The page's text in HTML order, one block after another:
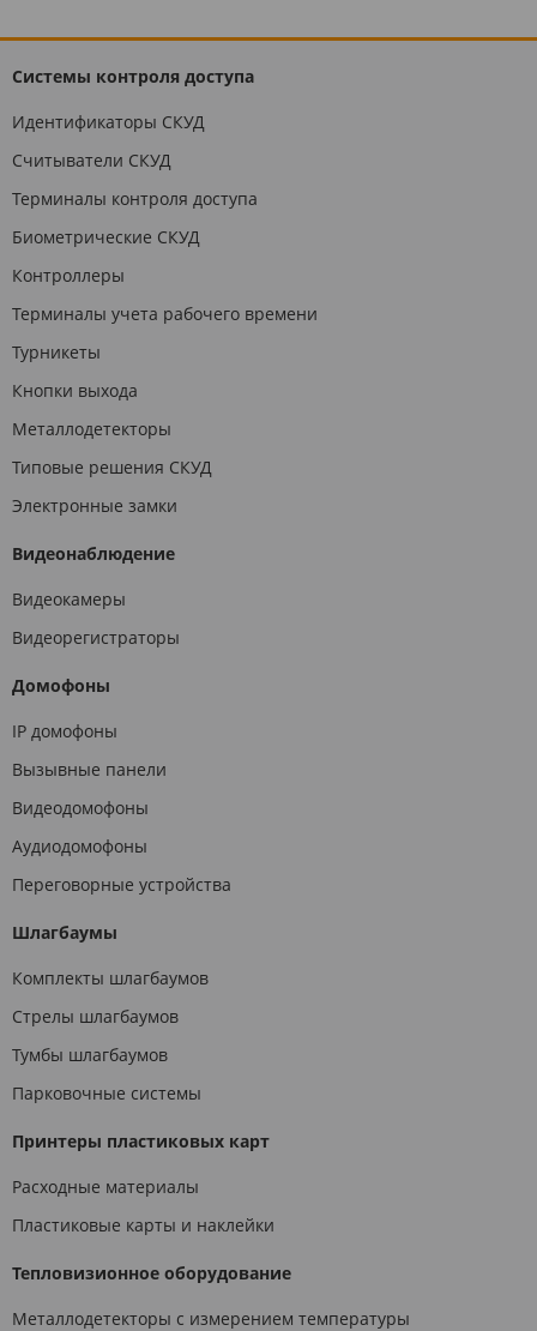
Системы контроля доступа
Идентификаторы СКУД
Считыватели СКУД
Терминалы контроля доступа
Биометрические СКУД
Контроллеры
Терминалы учета рабочего времени
Турникеты
Кнопки выхода
Металлодетекторы
Типовые решения СКУД
Электронные замки
Видеонаблюдение
Видеокамеры
Видеорегистраторы
Домофоны
IP домофоны
Вызывные панели
Видеодомофоны
Аудиодомофоны
Переговорные устройства
Шлагбаумы
Комплекты шлагбаумов
Стрелы шлагбаумов
Тумбы шлагбаумов
Парковочные системы
Принтеры пластиковых карт
Расходные материалы
Пластиковые карты и наклейки
Тепловизионное оборудование
Металлодетекторы с измерением температуры